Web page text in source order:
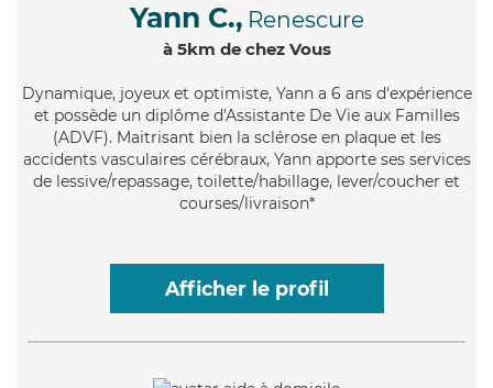
Yann C., Renescure
à 5km de chez Vous
Dynamique, joyeux et optimiste, Yann a 6 ans d'expérience
et possède un diplôme d'Assistante De Vie aux Familles
(ADVF). Maitrisant bien la sclérose en plaque et les
accidents vasculaires cérébraux, Yann apporte ses services
de lessive/repassage, toilette/habillage, lever/coucher et
courses/livraison*
Afficher le profil